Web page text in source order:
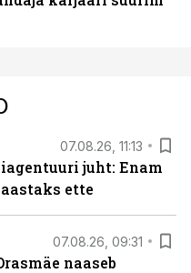
07.08.26, 11:13
juht: Enam
ette
07.08.26, 09:31
naaseb